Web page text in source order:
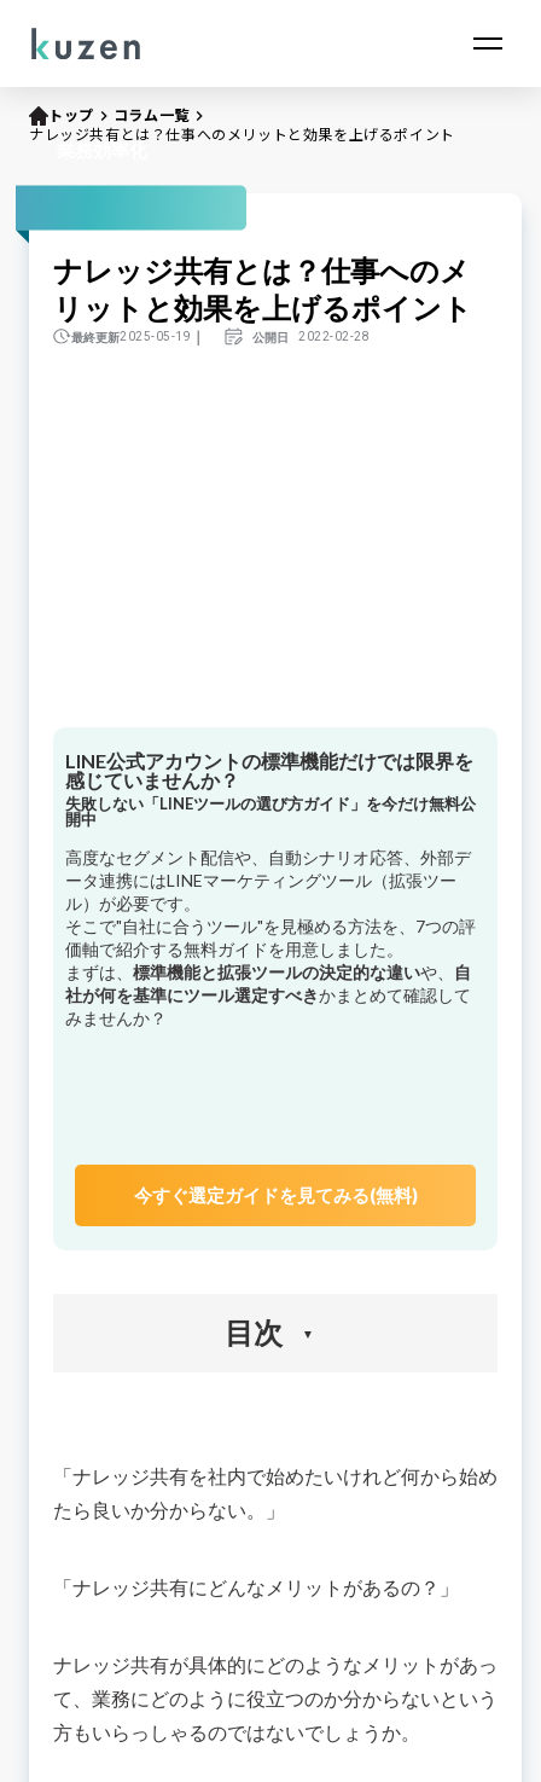
トップ keyboard_arrow_right コラム一覧keyboard_arrow_right
ナレッジ共有とは？仕事へのメリットと効果を上げるポイント
ナレッジ共有とは？仕事へのメ
リットと効果を上げるポイント
最終更新2025-05-19 ｜ 公開日 2022-02-28
LINE公式アカウントの標準機能だけでは限界を
感じていませんか？
失敗しない「LINEツールの選び方ガイド」を今だけ無料公
開中
高度なセグメント配信や、自動シナリオ応答、外部デ
ータ連携にはLINEマーケティングツール（拡張ツー
ル）が必要です。
そこで"自社に合うツール"を見極める方法を、7つの評
価軸で紹介する無料ガイドを用意しました。
まずは、 標準機能と拡張ツールの決定的な違いや、
自
社が何を基準にツール選定すべきかまとめて確認して
みませんか？
今すぐ選定ガイドを見てみる(無料)
目次
暗黙知
形式知
💡ナレッジ共有の3つのメリット
業務効率化
教育や引き継ぎのコストの低減
💡ナレッジ共有を効果的にする3つのポイント
ツールを用いる
「ナレッジ共有を社内で始めたいけれど何から始め
たら良いか分からない。」
「ナレッジ共有にどんなメリットがあるの？」
ナレッジ共有が具体的にどのようなメリットがあっ
て、業務にどのように役立つのか分からないという
方もいらっしゃるのではないでしょうか。